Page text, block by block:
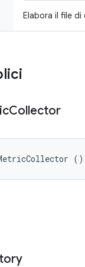
Elabora il file
Collector
()